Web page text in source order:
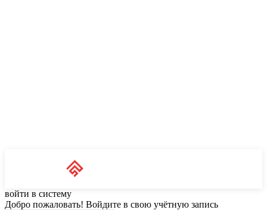
войти в систему
Добро пожаловать! Войдите в свою учётную запись